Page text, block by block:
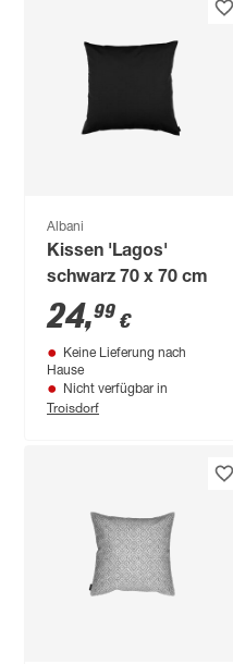
Albani
Kissen 'Lagos'
schwarz 70 x 70 cm
24,99 €
Keine Lieferung nach
Hause
Nicht verfügbar in
Troisdorf